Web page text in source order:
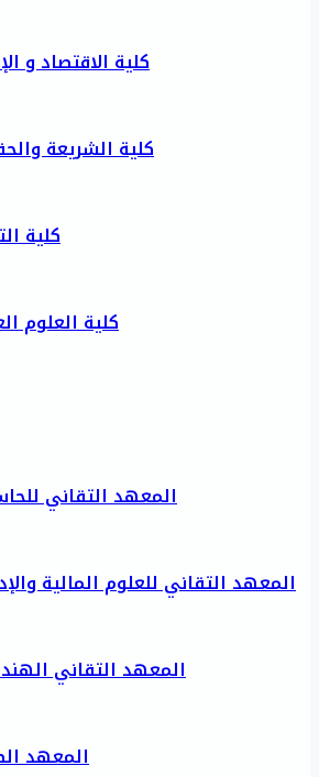
كلية الاقتصاد و
كلية الشريعة
كلية
كلية العلوم
المعهد التقاني
المعهد التقاني للعلوم المالية
المعهد التقاني
المعهد